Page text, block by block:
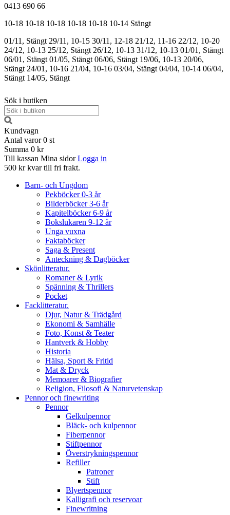
0413 690 66
10-18 10-18 10-18 10-18 10-18 10-14 Stängt
01/11, Stängt 29/11, 10-15 30/11, 12-18 21/12, 11-16 22/12, 10-20
24/12, 10-13 25/12, Stängt 26/12, 10-13 31/12, 10-13 01/01, Stängt
06/01, Stängt 01/05, Stängt 06/06, Stängt 19/06, 10-13 20/06,
Stängt 24/01, 10-16 21/04, 10-16 03/04, Stängt 04/04, 10-14 06/04,
Stängt 14/05, Stängt
Sök i butiken
Kundvagn
Antal varor 0 st
Summa 0 kr
Till kassan Mina sidor Logga in
500 kr kvar till fri frakt.
Barn- och Ungdom
Pekböcker 0-3 år
Bilderböcker 3-6 år
Kapitelböcker 6-9 år
Bokslukaren 9-12 år
Unga vuxna
Faktaböcker
Saga & Present
Anteckning & Dagböcker
Skönlitteratur.
Romaner & Lyrik
Spänning & Thrillers
Pocket
Facklitteratur.
Djur, Natur & Trädgård
Ekonomi & Samhälle
Foto, Konst & Teater
Hantverk & Hobby
Historia
Hälsa, Sport & Fritid
Mat & Dryck
Memoarer & Biografier
Religion, Filosofi & Naturvetenskap
Pennor och finewriting
Pennor
Gelkulpennor
Bläck- och kulpennor
Fiberpennor
Stiftpennor
Överstrykningspennor
Refiller
Patroner
Stift
Blyertspennor
Kalligrafi och reservoar
Finewritning